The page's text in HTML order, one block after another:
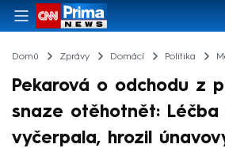
Domů Zprávy Domácí Politika
Pekarová o odchodu z
snaze otěhotnět: Léčba
vyčerpala, hrozil